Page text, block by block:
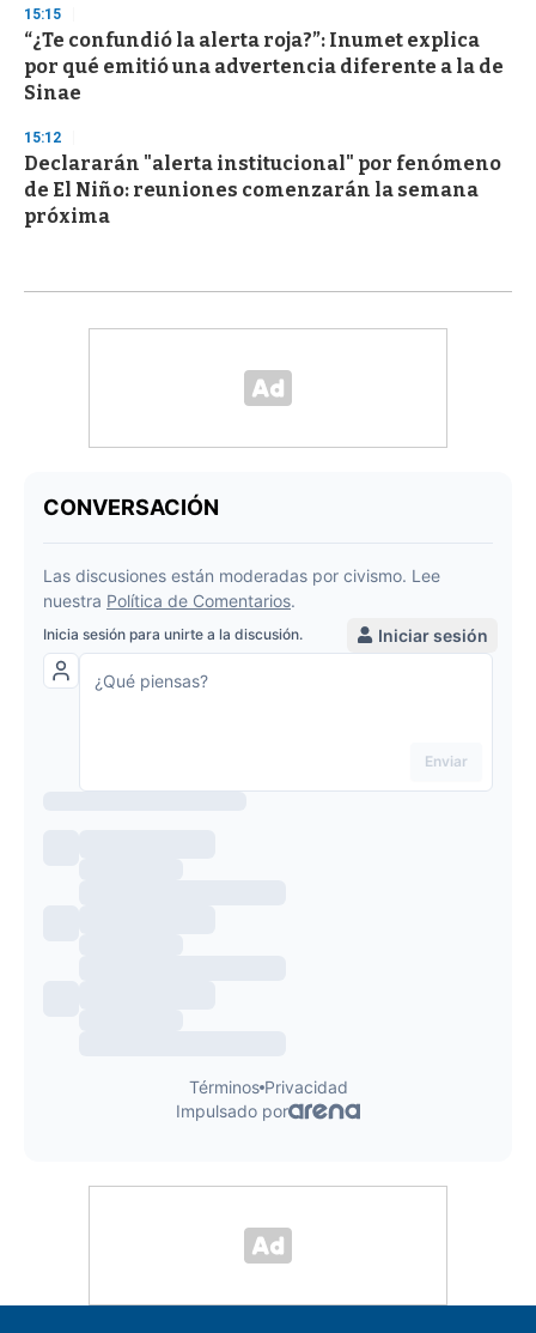
15:15
“¿Te confundió la alerta roja?”: Inumet explica
por qué emitió una advertencia diferente a la de
Sinae
15:12
Declararán "alerta institucional" por fenómeno
de El Niño: reuniones comenzarán la semana
próxima